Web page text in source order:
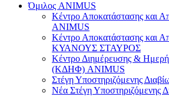
Όμιλος ANIMUS
Κέντρο Αποκατάστασης και
ANIMUS
Κέντρο Αποκατάστασης και
ΚΥΑΝΟΥΣ ΣΤΑΥΡΟΣ
Κέντρο Διημέρευσης &
(ΚΔΗΦ) ANIMUS
Στέγη Υποστηριζόμενης
Νέα Στέγη Υποστηριζόμενης